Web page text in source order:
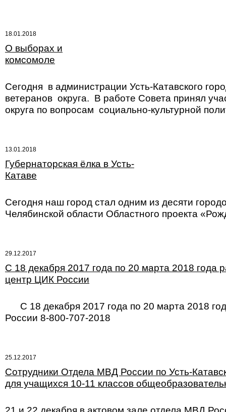
18.01.2018
О выборах и
комсомоле
Сегодня в администрации Усть-Катавского
ветеранов округа. В работе Совета принял
округа по вопросам социально-культурной
13.01.2018
Губернаторская ёлка в Усть-
Катаве
Сегодня наш город стал одним из десяти
Челябинской области Областного проекта
29.12.2017
С 18 декабря 2017 года по 20 марта 2018
центр ЦИК России
С 18 декабря 2017 года по 20 марта 2018
России 8-800-707-2018
25.12.2017
Сотрудники Отдела МВД России по Усть-
для учащихся 10-11 классов